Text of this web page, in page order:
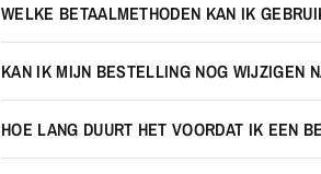
WELKE BETAALMETHODEN KAN IK
KAN IK MIJN BESTELLING NOG WIJZIGEN
HOE LANG DUURT HET VOORDAT IK EEN